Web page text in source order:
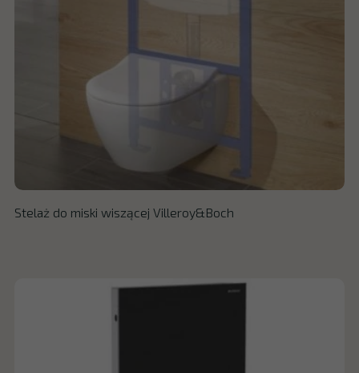
Stelaż do miski wiszącej Villeroy&Boch